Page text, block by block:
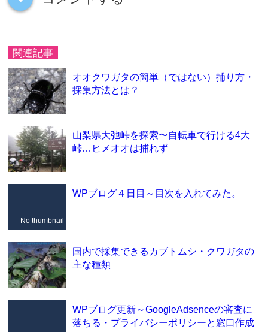
関連記事
オオクワガタの簡単（ではない）捕り方・
採集方法とは？
山梨県大弛峠を探索〜自転車で行ける4大
峠…ヒメオオは捕れず
No thumbnail
WPブログ４日目～目次を入れてみた。
国内で採集できるカブトムシ・クワガタの
主な種類
WPブログ更新～GoogleAdsenceの審査に
落ちる・プライバシーポリシーと窓口作成